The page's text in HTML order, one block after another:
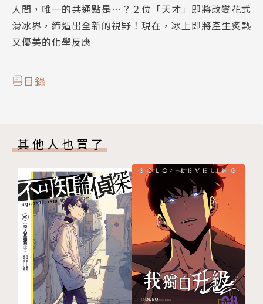
人間，唯一的共通點是…？２位「天才」即將改變花式
滑冰界，締造出全新的視野！現在，冰上即將產生炙熱
又優美的化學反應──
目錄
其他人也買了